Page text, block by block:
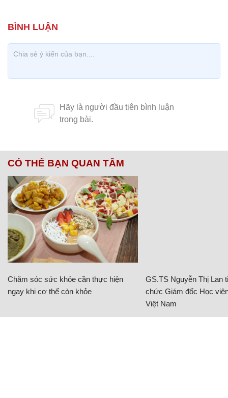
CÓ THỂ BẠN QUAN TÂM
Chăm sóc sức khỏe cần thực hiện
ngay khi cơ thể còn khỏe
GS.TS Nguyễn Thị Lan
chức Giám đốc Học
Việt Nam